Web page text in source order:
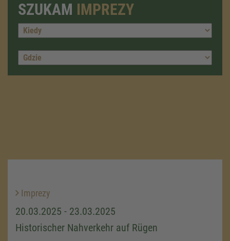
SZUKAM IMPREZY
Imprezy
20.03.2025 - 23.03.2025
Historischer Nahverkehr auf Rügen